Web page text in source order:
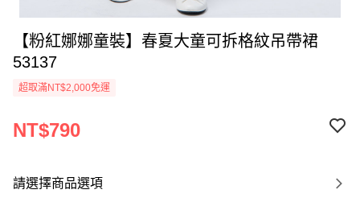
【粉紅娜娜童裝】春夏大童可拆格紋吊帶裙
53137
超取滿NT$2,000免運
NT$790
請選擇商品選項